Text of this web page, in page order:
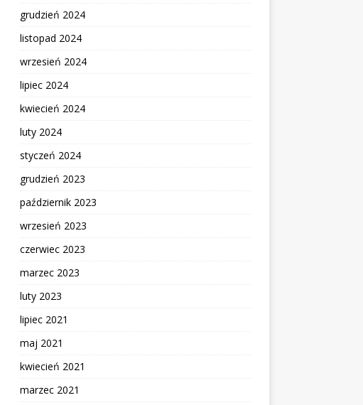
grudzień 2024
listopad 2024
wrzesień 2024
lipiec 2024
kwiecień 2024
luty 2024
styczeń 2024
grudzień 2023
październik 2023
wrzesień 2023
czerwiec 2023
marzec 2023
luty 2023
lipiec 2021
maj 2021
kwiecień 2021
marzec 2021